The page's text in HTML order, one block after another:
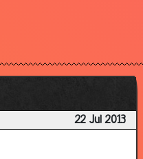
22 Jul 2013